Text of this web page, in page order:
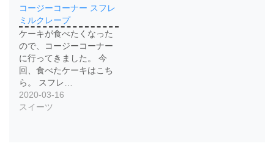
コージーコーナー スフレ
ミルクレープ
ケーキが食べたくなった
ので、コージーコーナー
に行ってきました。 今
回、食べたケーキはこち
ら。 スフレ…
2020-03-16
スイーツ